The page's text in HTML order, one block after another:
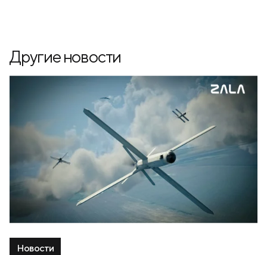
Другие новости
Новости